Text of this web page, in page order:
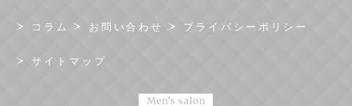
コラム お問い合わせ プライバシーポリシー
サイトマップ